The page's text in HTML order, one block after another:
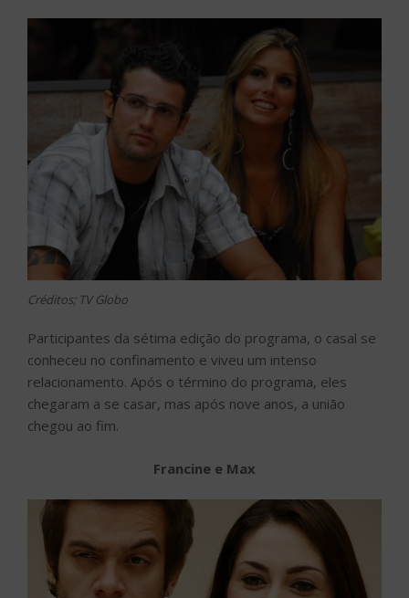
Créditos; TV Globo
Participantes da sétima edição do programa, o casal se
conheceu no confinamento e viveu um intenso
relacionamento. Após o término do programa, eles
chegaram a se casar, mas após nove anos, a união
chegou ao fim.
Francine e Max